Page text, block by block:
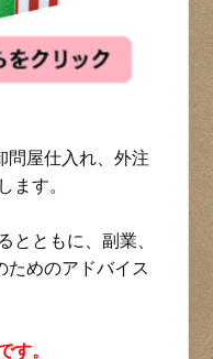
問屋仕入れ、外注
ます。
とともに、副業、
ためのアドバイス
す。